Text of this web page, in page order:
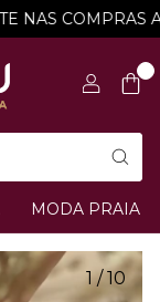
COMPRAS
MODA PRAIA
1/10